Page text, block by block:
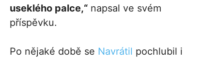
useklého palce,“ napsal ve svém
příspěvku.
Po nějaké době se Navrátil pochlubil i